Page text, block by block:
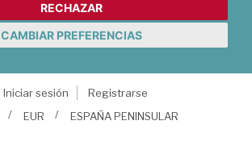
RECHAZAR
CAMBIAR PREFERENCIAS
Iniciar sesión
Registrarse
EUR ESPAÑA PENINSULAR